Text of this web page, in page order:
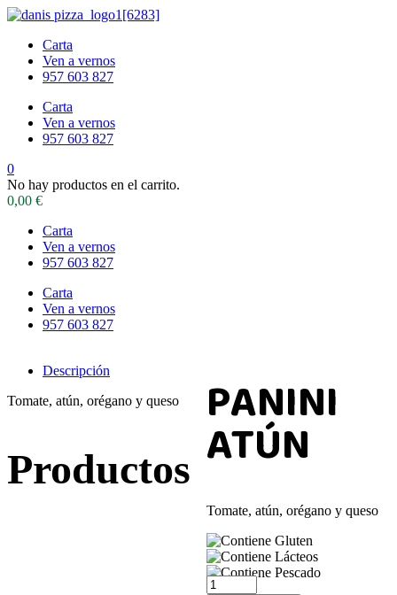
Carta
Ven a vernos
957 603 827
Carta
Ven a vernos
957 603 827
0
No hay productos en el carrito.
0,00 €
Carta
Ven a vernos
957 603 827
Carta
Ven a vernos
957 603 827
PANINI
ATÚN
Tomate, atún, orégano y queso
Descripción
Tomate, atún, orégano y queso
Productos